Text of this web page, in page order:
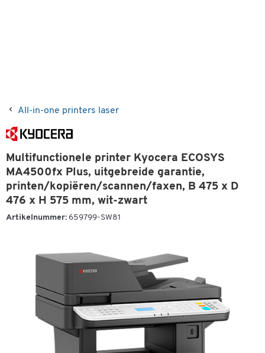
All-in-one printers laser
Multifunctionele printer Kyocera ECOSYS
MA4500fx Plus, uitgebreide garantie,
printen/kopiëren/scannen/faxen, B 475 x D
476 x H 575 mm, wit-zwart
Artikelnummer: 659799-SW81